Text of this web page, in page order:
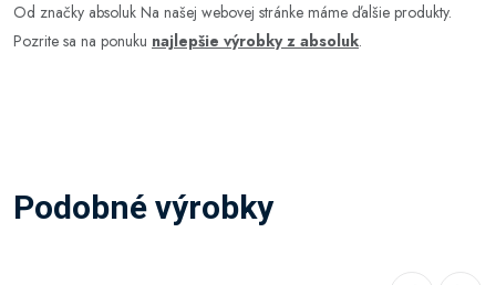
Od značky absoluk Na našej webovej stránke máme ďalšie produkty.
Pozrite sa na ponuku najlepšie výrobky z absoluk.
Podobné výrobky